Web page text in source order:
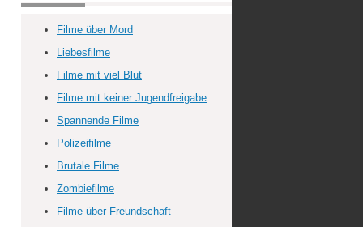
Filme über Mord
Liebesfilme
Filme mit viel Blut
Filme mit keiner Jugendfreigabe
Spannende Filme
Polizeifilme
Brutale Filme
Zombiefilme
Filme über Freundschaft